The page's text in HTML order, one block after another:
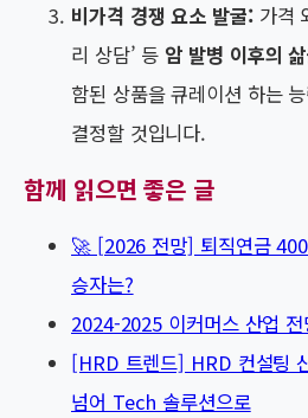
비가격 경쟁 요소 발굴:가격
리 상담’ 등 암 발병 이후의
함된 상품을 큐레이션 하는
결정할 것입니다.
함께 읽으면 좋은 글
🚀 [2026 전망] 퇴직연금 400
승자는?
2024-2025 이커머스 산업 전
[HRD 트렌드] HRD 컨설팅
넘어 Tech 솔루션으로